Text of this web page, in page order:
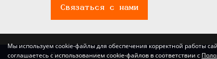
Связаться с нами
Политика обработки данных
Мы используем cookie-файлы для обеспечения корректной работы
соглашаетесь с использованием cookie-файлов в соответствии с